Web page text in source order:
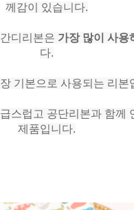
께감이 있습니다.
디리본은 가장 많이 사용
다.
기본으로 사용되는 리본
스럽고 공단리본과 함께
제품입니다.